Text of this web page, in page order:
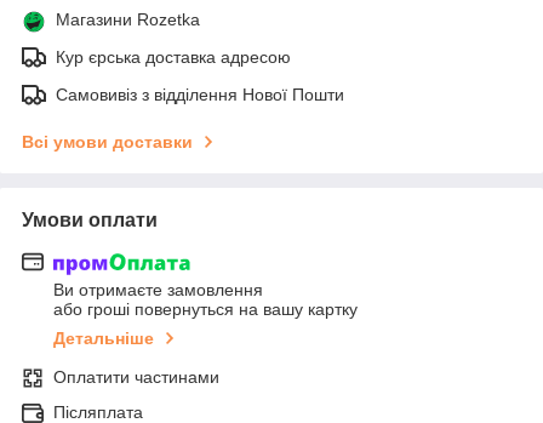
Магазини Rozetka
Кур єрська доставка адресою
Самовивіз з відділення Нової Пошти
Всі умови доставки
Умови оплати
Ви отримаєте замовлення
або гроші повернуться на вашу картку
Детальніше
Оплатити частинами
Післяплата